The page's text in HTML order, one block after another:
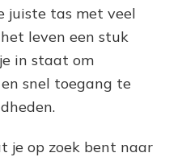
juiste tas met veel
leven een stuk
in staat om
snel toegang te
je op zoek bent naar